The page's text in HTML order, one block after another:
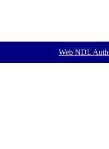
Web NDL